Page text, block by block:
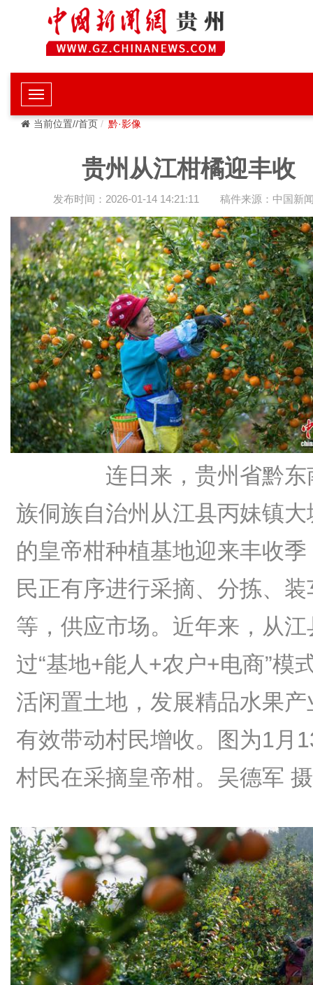
当前位置//首页 黔·影像
贵州从江柑橘迎丰收
发布时间：2026-01-14 14:21:11 稿件来源：中国新
连日来，贵州省黔东
族侗族自治州从江县丙妹镇大
的皇帝柑种植基地迎来丰收季
民正有序进行采摘、分拣、装
等，供应市场。近年来，从江
过“基地+能人+农户+电商”模
活闲置土地，发展精品水果产
有效带动村民增收。图为1月
村民在采摘皇帝柑。吴德军 摄